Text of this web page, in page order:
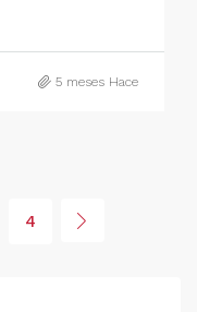
5 meses Hace
4